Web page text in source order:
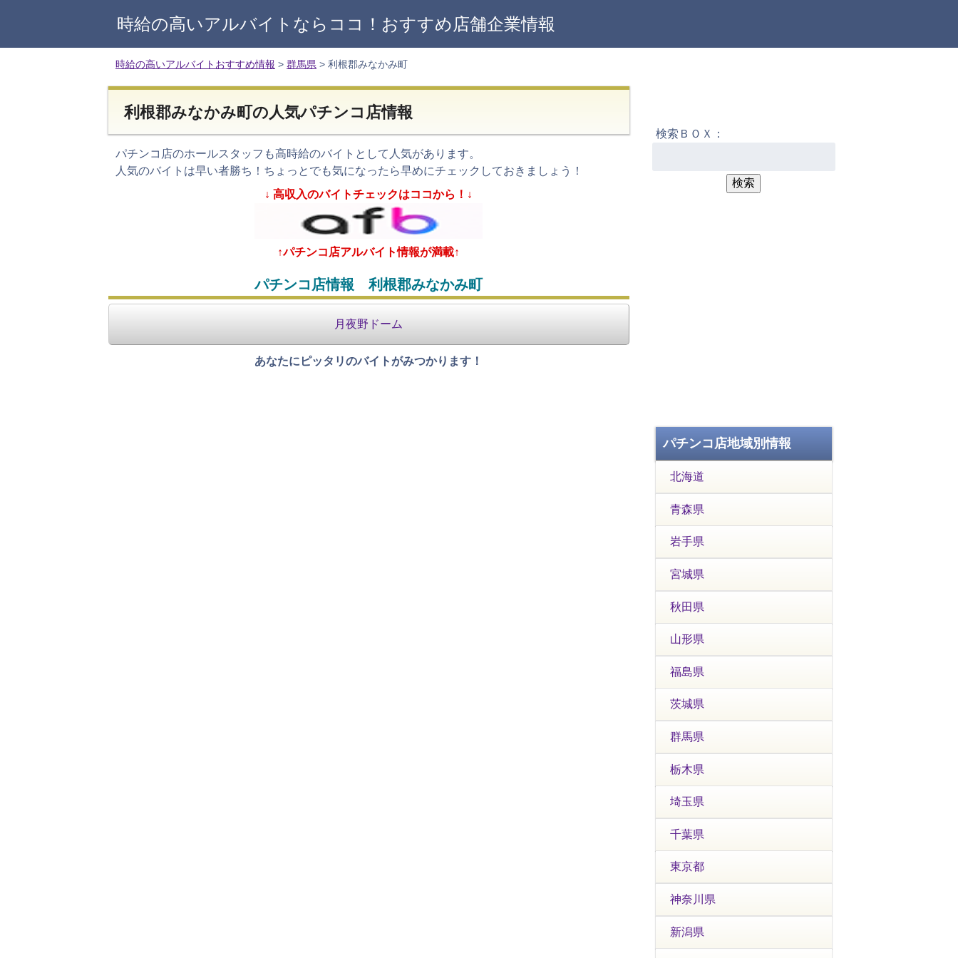
時給の高いアルバイトならココ！おすすめ店舗企業情報
時給の高いアルバイトおすすめ情報 > 群馬県 > 利根郡みなかみ町
利根郡みなかみ町の人気パチンコ店情報
パチンコ店のホールスタッフも高時給のバイトとして人気があります。
人気のバイトは早い者勝ち！ちょっとでも気になったら早めにチェックしておきましょう！
↓高収入のバイトチェックはココから！↓
↑パチンコ店アルバイト情報が満載↑
パチンコ店情報 利根郡みなかみ町
月夜野ドーム
あなたにピッタリのバイトがみつかります！
検索ＢＯＸ：
パチンコ店地域別情報
北海道
青森県
岩手県
宮城県
秋田県
山形県
福島県
茨城県
群馬県
栃木県
埼玉県
千葉県
東京都
神奈川県
新潟県